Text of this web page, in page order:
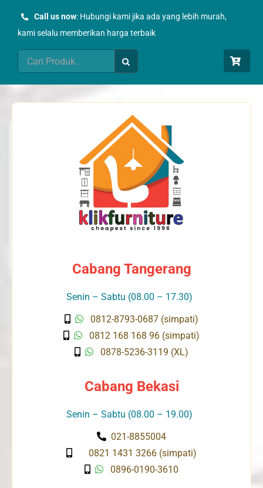
Call us now: Hubungi kami jika ada yang lebih murah,
kami selalu memberikan harga terbaik
Search
for:
Cabang Tangerang
Senin – Sabtu (08.00 – 17.30)
0812-8793-0687 (simpati)
0812 168 168 96 (simpati)
0878-5236-3119 (XL)
Cabang Bekasi
Senin – Sabtu (08.00 – 19.00)
021-8855004
0821 1431 3266 (simpati)
0896-0190-3610